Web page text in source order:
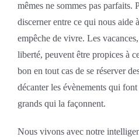
mêmes ne sommes pas parfaits.
discerner entre ce qui nous aide
empêche de vivre. Les
liberté, peuvent être propices à
bon en tout cas de se réserver
décanter les évènements qui
grands qui la façonnent.
Nous vivons avec notre